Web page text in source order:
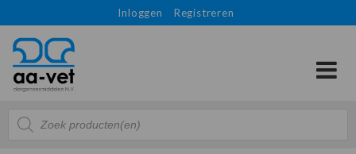
Inloggen Registreren
Producten
zoeken